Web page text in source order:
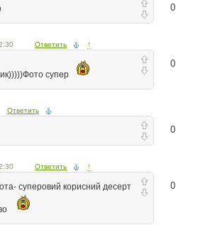
0
Ответить ↑
0
супер
Ответить
0
Ответить ↑
0
суперовий корисний десерт